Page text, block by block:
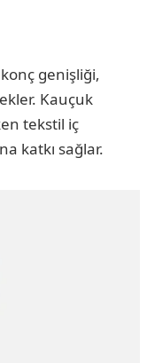
genişliği,
Kauçuk
tekstil iç
katkı sağlar.